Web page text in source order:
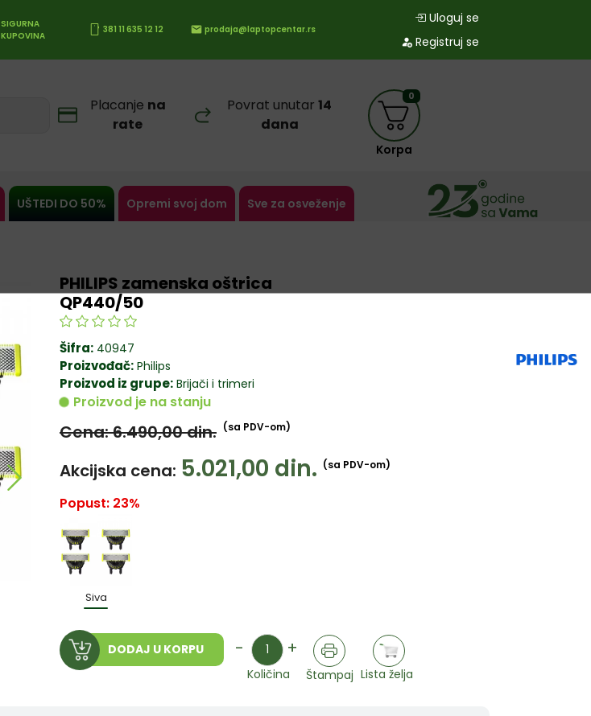
SIGURNA
KUPOVINA
381 11 635 12 12 prodaja@laptopcentar.rs
Uloguj se
Registruj se
Placanje na
rate
Povrat unutar14
dana
0
Korpa
UŠTEDI DO 50% Opremi svoj dom Sve za osveženje
PHILIPS zamenska oštrica
QP440/50
Šifra: 40947
Proizvođač: Philips
Proizvod iz grupe: Brijači i trimeri
Proizvod je na stanju
Cena: 6.490,00din. (sa PDV-om)
Akcijska cena: 5.021,00 din. (sa PDV-om)
Popust: 23%
Siva
DODAJ U KORPU - Količina +
Količina Štampaj Lista želja